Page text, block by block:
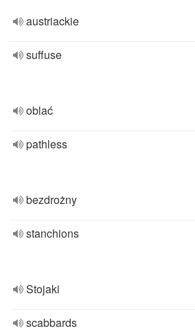
austriackie
suffuse
oblać
pathless
bezdrożny
stanchions
Stojaki
scabbards